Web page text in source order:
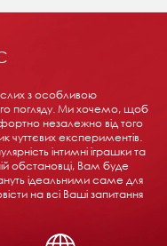
з особливою
погляду. Ми хочемо, щоб
незалежно від того
чуттєвих експериментів.
інтимні іграшки та
обстановці, Вам буде
ідеальними саме для
на всі Ваші запитання